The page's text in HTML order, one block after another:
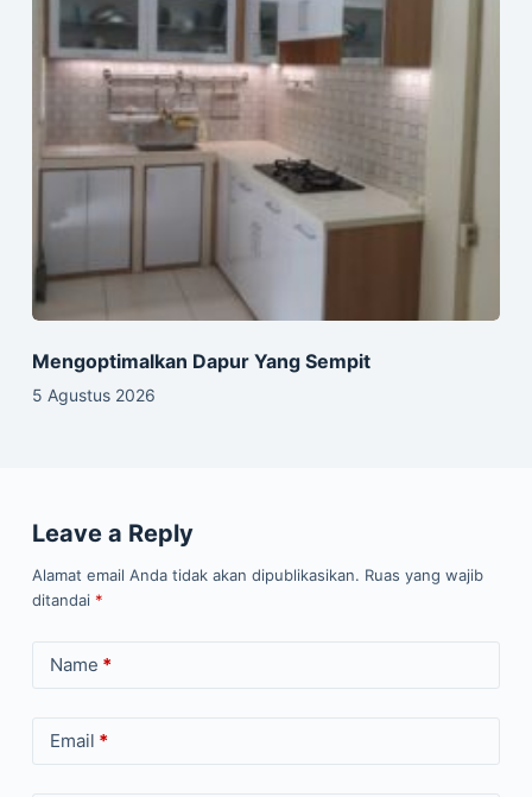
Mengoptimalkan Dapur Yang Sempit
5 Agustus 2026
Leave a Reply
Alamat email Anda tidak akan dipublikasikan. Ruas yang wajib
ditandai *
Name *
Email *